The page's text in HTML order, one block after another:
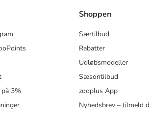
3%
Shoppen
Særtilbud
Rabatter
Udløbsmodeller
Sæsontilbud
zooplus App
Nyhedsbrev – tilmeld